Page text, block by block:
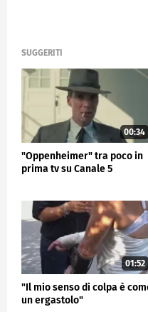
SUGGERITI
00:34
"Oppenheimer" tra poco in
prima tv su Canale 5
01:52
"Il mio senso di colpa è
un ergastolo"